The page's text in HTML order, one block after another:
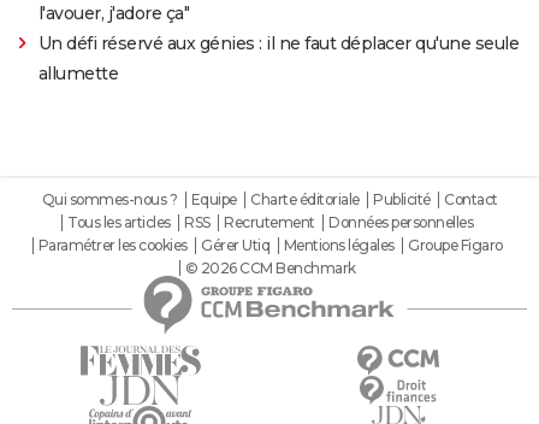
l'avouer, j'adore ça"
Un défi réservé aux génies : il ne faut déplacer qu'une seule
allumette
Qui sommes-nous ? Equipe Charte éditoriale Publicité
Contact
Tous les articles
RSS Recrutement
Données personnelles
Paramétrer les cookies
Gérer Utiq Mentions légales
Groupe Figaro
© 2026 CCM Benchmark